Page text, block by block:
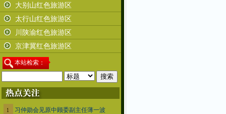
大别山红色旅游区
太行山红色旅游区
川陕渝红色旅游区
京津冀红色旅游区
本站检索：
习仲勋会见原中顾委副主任薄一波